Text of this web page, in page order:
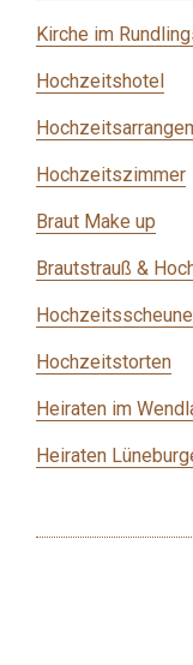
Kirche im
Hochzeitshotel
Hochzeitszimmer
Braut Make up
Brautstrauß &
Hochzeitsscheune
Hochzeitstorten
Heiraten im
Heiraten